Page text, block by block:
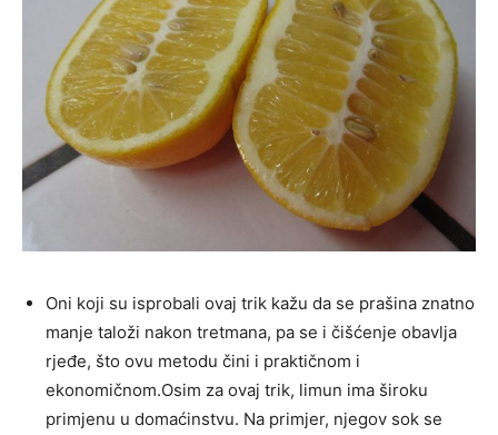
Oni koji su isprobali ovaj trik kažu da se prašina znatno
manje taloži nakon tretmana, pa se i čišćenje obavlja
rjeđe, što ovu metodu čini i praktičnom i
ekonomičnom.Osim za ovaj trik, limun ima široku
primjenu u domaćinstvu. Na primjer, njegov sok se